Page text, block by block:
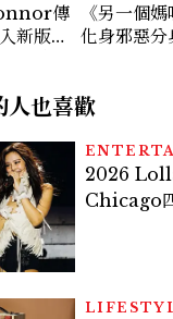
傳
新版
《另一個
化身邪惡分
人也喜歡
2026
Chicago